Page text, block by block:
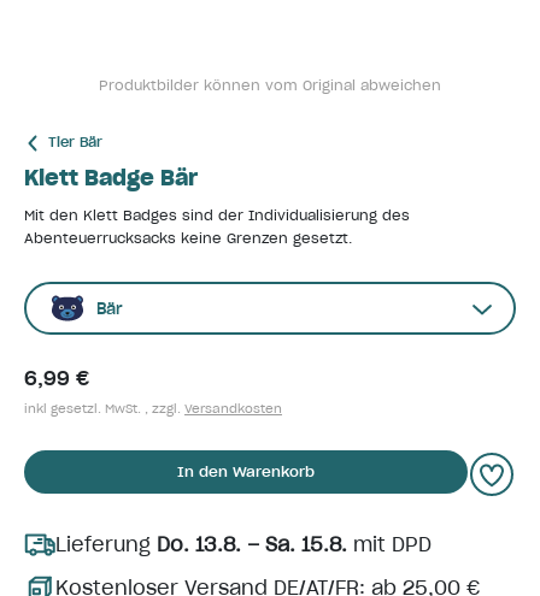
Produktbilder können vom Original abweichen
Tier Bär
Klett Badge Bär
Mit den Klett Badges sind der Individualisierung des
Abenteuerrucksacks keine Grenzen gesetzt.
Bär
6,99 €
inkl gesetzl. MwSt. , zzgl. Versandkosten
In den Warenkorb
Lieferung Do. 13.8. – Sa. 15.8. mit DPD
Kostenloser Versand DE/AT/FR: ab 25,00 €